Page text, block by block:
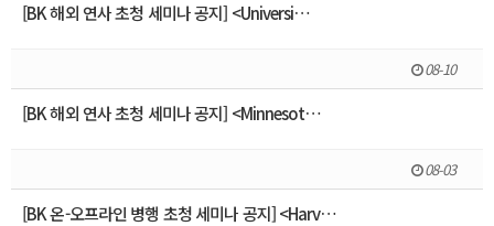
[BK 해외 연사 초청 세미나 공지] <Universi…
08-10
[BK 해외 연사 초청 세미나 공지] <Minnesot…
08-03
[BK 온-오프라인 병행 초청 세미나 공지] <Harv…